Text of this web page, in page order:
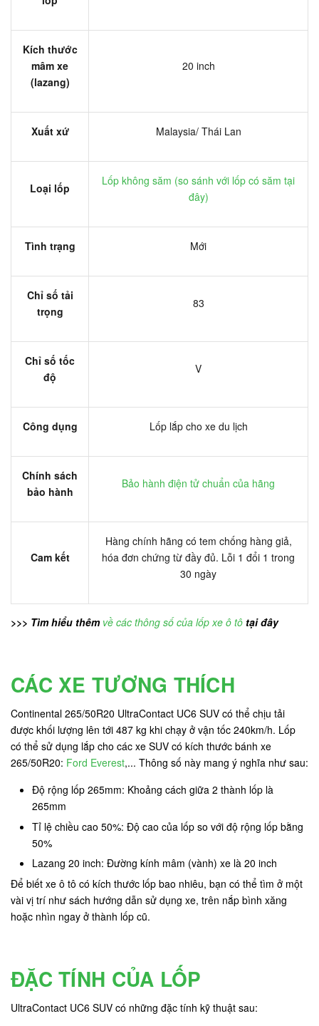
Kích thước
mâm xe
(lazang)
20 inch
Xuất xứ Malaysia/ Thái Lan
Loại lốp
Lốp không săm (so sánh với lốp có săm tại
đây)
Tình trạng Mới
Chỉ số tải
trọng
83
Chỉ số tốc
độ
V
Công dụng Lốp lắp cho xe du lịch
Chính sách
bảo hành
Bảo hành điện tử chuẩn của hãng
Cam kết
Hàng chính hãng có tem chống hàng giả,
hóa đơn chứng từ đầy đủ. Lỗi 1 đổi 1 trong
30 ngày
>>> Tìm hiểu thêm về các thông số của lốp xe ô tô tại đây
CÁC XE TƯƠNG THÍCH
Continental 265/50R20 UltraContact UC6 SUV có thể chịu tải
được khối lượng lên tới 487 kg khi chạy ở vận tốc 240km/h. Lốp
có thể sử dụng lắp cho các xe SUV có kích thước bánh xe
265/50R20: Ford Everest,... Thông số này mang ý nghĩa như sau:
Độ rộng lốp 265mm: Khoảng cách giữa 2 thành lốp là
265mm
Tỉ lệ chiều cao 50%: Độ cao của lốp so với độ rộng lốp bằng
50%
Lazang 20 inch: Đường kính mâm (vành) xe là 20 inch
Để biết xe ô tô có kích thước lốp bao nhiêu, bạn có thể tìm ở một
vài vị trí như sách hướng dẫn sử dụng xe, trên nắp bình xăng
hoặc nhìn ngay ở thành lốp cũ.
ĐẶC TÍNH CỦA LỐP
UltraContact UC6 SUV có những đặc tính kỹ thuật sau: